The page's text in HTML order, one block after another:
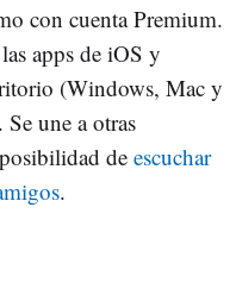
con cuenta Premium.
apps de iOS y
(Windows, Mac y
une a otras
de escuchar
.